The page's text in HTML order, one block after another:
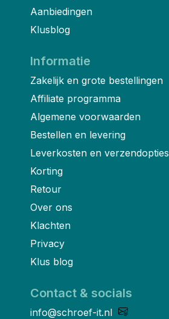
Aanbiedingen
Klusblog
Informatie
Zakelijk en grote bestellingen
Affiliate programma
Algemene voorwaarden
Bestellen en levering
Leverkosten en verzendopties
Korting
Retour
Over ons
Klachten
Privacy
Klus blog
Contact & socials
info@schroef-it.nl